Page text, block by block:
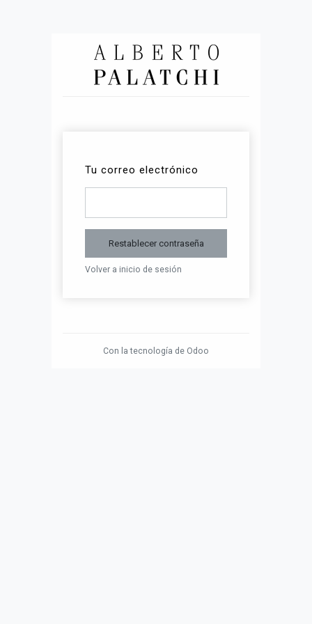
Tu correo electrónico
Restablecer contraseña
Volver a inicio de sesión
Con la tecnología de Odoo